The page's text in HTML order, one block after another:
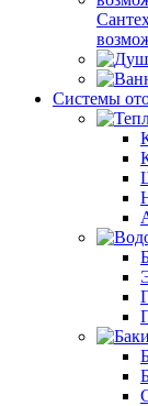
Системы